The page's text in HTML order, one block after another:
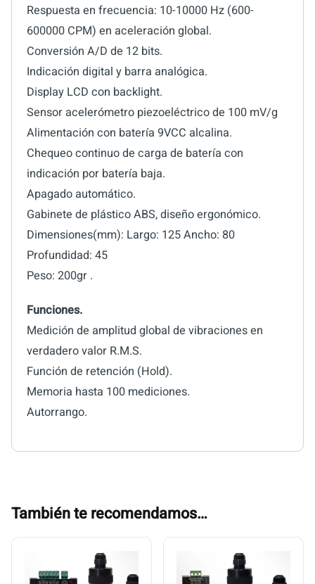
Respuesta en frecuencia: 10-10000 Hz (600-
600000 CPM) en aceleración global.
Conversión A/D de 12 bits.
Indicación digital y barra analógica.
Display LCD con backlight.
Sensor acelerómetro piezoeléctrico de 100 mV/g
Alimentación con batería 9VCC alcalina.
Chequeo continuo de carga de batería con
indicación por batería baja.
Apagado automático.
Gabinete de plástico ABS, diseño ergonómico.
Dimensiones(mm): Largo: 125 Ancho: 80
Profundidad: 45
Peso: 200gr .
Funciones.
Medición de amplitud global de vibraciones en
verdadero valor R.M.S.
Función de retención (Hold).
Memoria hasta 100 mediciones.
Autorrango.
También te recomendamos…